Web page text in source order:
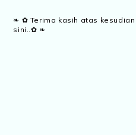
❧ ✿ Terima kasih atas
sini..✿ ❧